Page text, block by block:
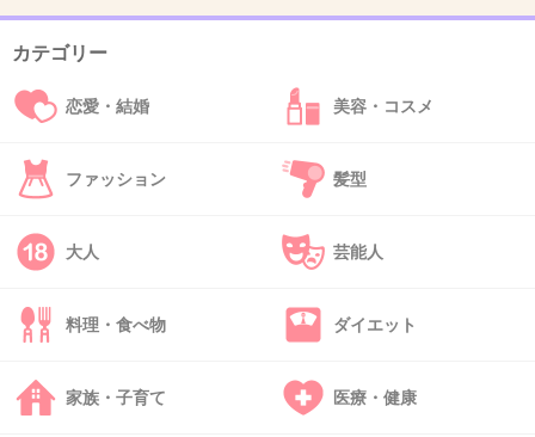
興味ない。家でも仕事でも自分がどんどん引っ張っていか
なきゃいけない立場で甘えられる場面なんてない中、がっ
つり年上で仕事できて経験豊富、お金もあって若い頃散々
ートされて甘やかされるのがすごく癒されるし心地いい。
それに相手ががっつり年上なら自分のシワや弛みも気にな
らないし。年下じゃすごく気になって絶対無理。
>>1
カテゴリー
恋愛・結婚 美容・コスメ
ファッション 髪型
大人 芸能人
料理・食べ物 ダイエット
家族・子育て 医療・健康